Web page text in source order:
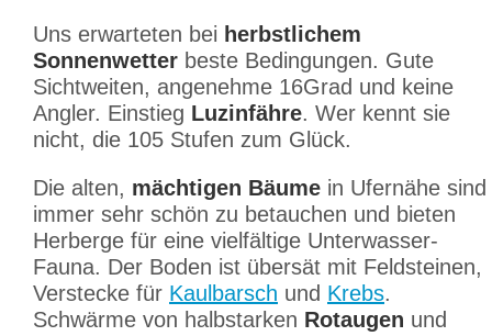
Uns erwarteten bei herbstlichem
Sonnenwetter beste Bedingungen. Gute
Sichtweiten, angenehme 16Grad und keine
Angler. Einstieg Luzinfähre. Wer kennt sie
nicht, die 105 Stufen zum Glück.
Die alten, mächtigen Bäume in Ufernähe sind
immer sehr schön zu betauchen und bieten
Herberge für eine vielfältige Unterwasser-
Fauna. Der Boden ist übersät mit Feldsteinen,
Verstecke für Kaulbarsch und Krebs.
Schwärme von halbstarken Rotaugen und